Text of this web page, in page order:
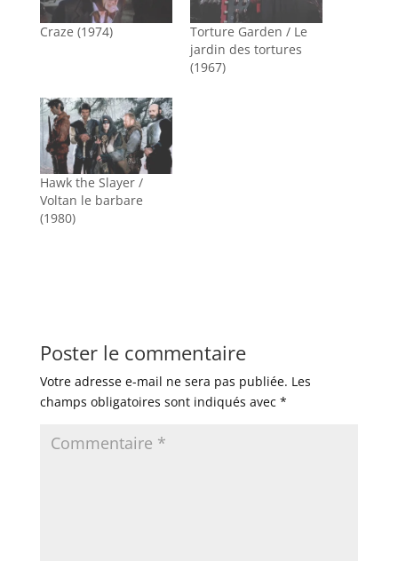
Craze (1974)
Torture Garden / Le
jardin des tortures
(1967)
Hawk the Slayer /
Voltan le barbare
(1980)
Poster le commentaire
Votre adresse e-mail ne sera pas publiée. Les
champs obligatoires sont indiqués avec *